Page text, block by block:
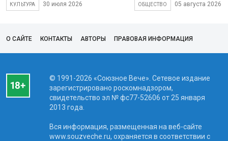
КУЛЬТУРА 30 июля 2026 ОБЩЕСТВО 05 августа 2026
О САЙТЕ КОНТАКТЫ АВТОРЫ ПРАВОВАЯ ИНФОРМАЦИЯ
© 1991-2026 «Союзное Вече». Сетевое издание
зарегистрировано роскомнадзором,
свидетельство эл № фc77-52606 от 25 января
2013 года.
Вся информация, размещенная на веб-сайте
www.souzveche.ru, охраняется в соответствии с